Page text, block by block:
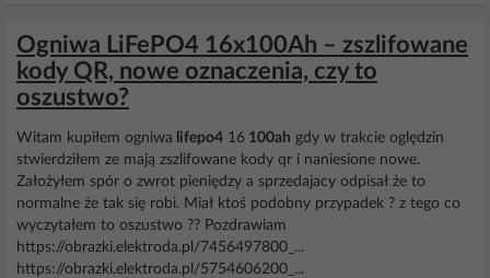
Ogniwa LiFePO4 16x100Ah – zszlifowane
kody QR, nowe oznaczenia, czy to
oszustwo?
Witam kupiłem ogniwa lifepo4 16 100ah gdy w trakcie oględzin
stwierdziłem ze mają zszlifowane kody qr i naniesione nowe.
Założyłem spór o zwrot pieniędzy a sprzedajacy odpisał że to
normalne że tak się robi. Miał ktoś podobny przypadek ? z tego co
wyczytałem to oszustwo ?? Pozdrawiam
https://obrazki.elektroda.pl/7456497800_...
https://obrazki.elektroda.pl/5754606200_...